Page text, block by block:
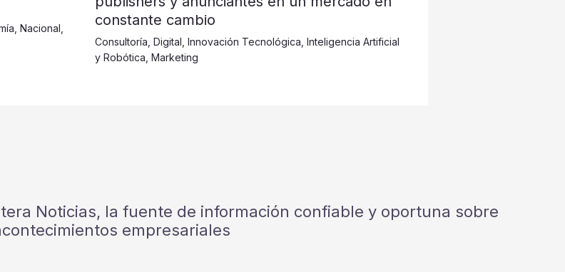
Nacional
constante cambio
Consultoría Digital Innovación Tecnológica Inteligencia Artificial
y Robótica Marketing
Noticias, la fuente de información confiable y oportuna sobre
empresariales